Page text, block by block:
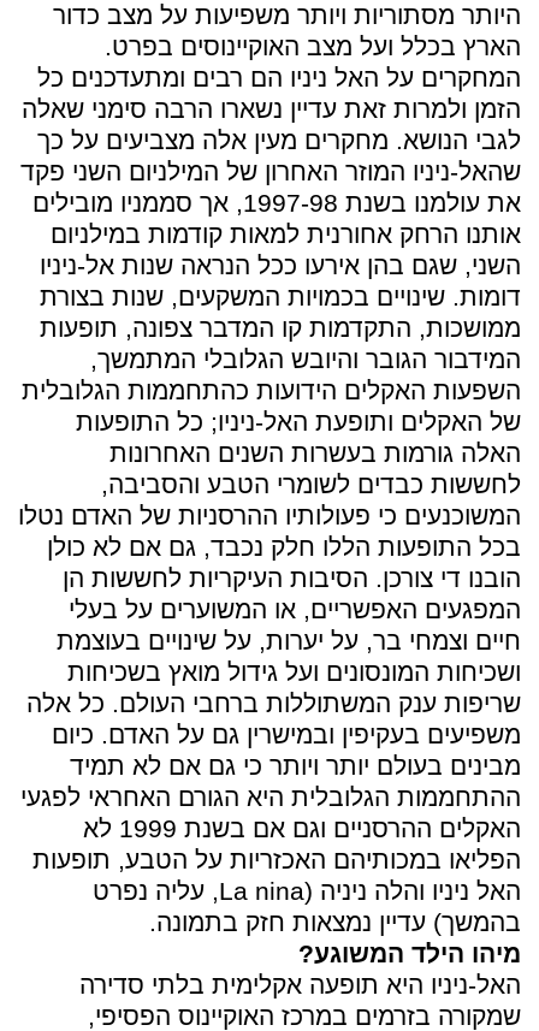
היותר מסתוריות ויותר משפיעות על מצב כדור
הארץ בכלל ועל מצב האוקיינוסים בפרט.
המחקרים על האל ניניו הם רבים ומתעדכנים כל
הזמן ולמרות זאת עדיין נשארו הרבה סימני שאלה
לגבי הנושא. מחקרים מעין אלה מצביעים על כך
שהאל-ניניו המוזר האחרון של המילניום השני פקד
את עולמנו בשנת 1997-98, אך סממניו מובילים
אותנו הרחק אחורנית למאות קודמות במילניום
השני, שגם בהן אירעו ככל הנראה שנות אל-ניניו
דומות. שינויים בכמויות המשקעים, שנות בצורת
ממושכות, התקדמות קו המדבר צפונה, תופעות
המידבור הגובר והיובש הגלובלי המתמשך,
השפעות האקלים הידועות כהתחממות הגלובלית
של האקלים ותופעת האל-ניניו; כל התופעות
האלה גורמות בעשרות השנים האחרונות
לחששות כבדים לשומרי הטבע והסביבה,
המשוכנעים כי פעולותיו ההרסניות של האדם נטלו
בכל התופעות הללו חלק נכבד, גם אם לא כולן
הובנו די צורכן. הסיבות העיקריות לחששות הן
המפגעים האפשריים, או המשוערים על בעלי
חיים וצמחי בר, על יערות, על שינויים בעוצמת
ושכיחות המונסונים ועל גידול מואץ בשכיחות
שריפות ענק המשתוללות ברחבי העולם. כל אלה
משפיעים בעקיפין ובמישרין גם על האדם. כיום
מבינים בעולם יותר ויותר כי גם אם לא תמיד
ההתחממות הגלובלית היא הגורם האחראי לפגעי
האקלים ההרסניים וגם אם בשנת 1999 לא
הפליאו במכותיהם האכזריות על הטבע, תופעות
האל ניניו והלה ניניה (La nina, עליה נפרט
בהמשך) עדיין נמצאות חזק בתמונה.
מיהו הילד המשוגע?
האל-ניניו היא תופעה אקלימית בלתי סדירה
שמקורה בזרמים במרכז האוקיינוס הפסיפי,